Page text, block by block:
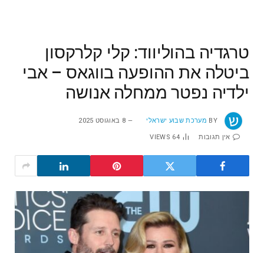
טרגדיה בהוליווד: קלי קלרקסון
ביטלה את ההופעה בווגאס – אבי
ילדיה נפטר ממחלה אנושה
BY מערכת שבוע ישראלי 8 באוגוסט 2025
אין תגובות 64
VIEWS